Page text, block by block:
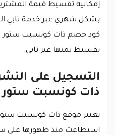
إمكانية تقسيط قيمة
بشكل شهري عبر خدمة تابي
كود خصم ذات كونسبت ستور
تقسيط ثمنها عبر تابي.
التسجيل على
ذات كونسبت ستور
يعتبر موقع ذات كونسبت ستور
استطاعت منذ ظهورها على